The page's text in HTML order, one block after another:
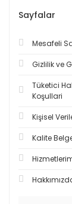
Sayfalar
Mesafeli
Gizlilik ve
Tüketici
Koşullari
Kişisel
Kalite